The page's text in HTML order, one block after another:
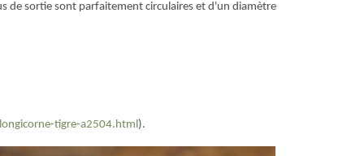
de sortie sont parfaitement circulaires et d'un diamètre
tigre-a2504.html).